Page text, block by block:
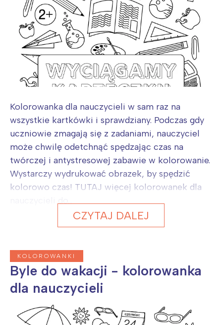
Kolorowanka dla nauczycieli w sam raz na
wszystkie kartkówki i sprawdziany. Podczas gdy
uczniowie zmagają się z zadaniami, nauczyciel
może chwilę odetchnąć spędzając czas na
twórczej i antystresowej zabawie w kolorowanie.
Wystarczy wydrukować obrazek, by spędzić
kolorowo czas! TUTAJ więcej kolorowanek dla
CZYTAJ DALEJ
KOLOROWANKI
Byle do wakacji - kolorowanka
dla nauczycieli